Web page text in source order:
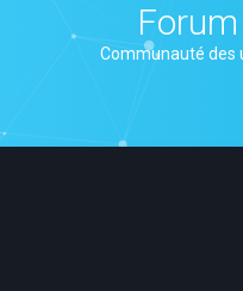
Communauté des